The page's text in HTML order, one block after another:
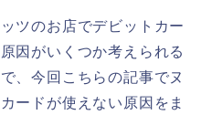
ツのお店でデビットカー
因がいくつか考えられる
、今回こちらの記事でヌ
ードが使えない原因をま